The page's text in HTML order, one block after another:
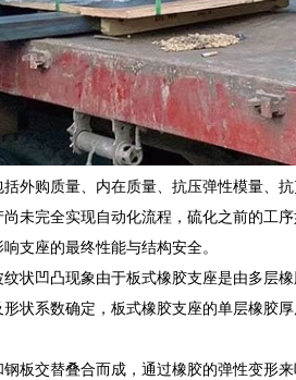
外购质量、内在质量、抗压弹性模量、
未完全实现自动化流程，硫化之前的工
支座的最终性能与结构安全。
状凹凸现象由于板式橡胶支座是由多层
状系数确定，板式橡胶支座的单层橡胶
板交替叠合而成，通过橡胶的弹性变形来